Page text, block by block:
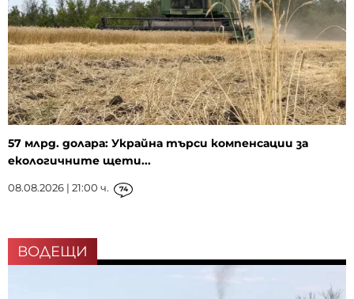
57 млрд. долара: Украйна търси компенсации за
екологичните щети...
08.08.2026 | 21:00 ч. 74
ВОДЕЩИ